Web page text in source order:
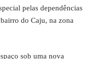
pelas dependências
do Caju, na zona
sob uma nova